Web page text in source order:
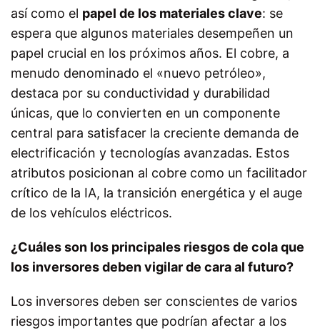
así como el papel de los materiales clave: se
espera que algunos materiales desempeñen un
papel crucial en los próximos años. El cobre, a
menudo denominado el «nuevo petróleo»,
destaca por su conductividad y durabilidad
únicas, que lo convierten en un componente
central para satisfacer la creciente demanda de
electrificación y tecnologías avanzadas. Estos
atributos posicionan al cobre como un facilitador
crítico de la IA, la transición energética y el auge
de los vehículos eléctricos.
¿Cuáles son los principales riesgos de cola que
los inversores deben vigilar de cara al futuro?
Los inversores deben ser conscientes de varios
riesgos importantes que podrían afectar a los